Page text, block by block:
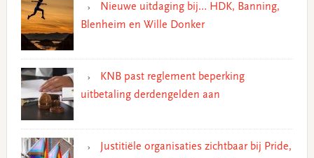
Nieuwe uitdaging bij… HDK, Banning,
Blenheim en Wille Donker
KNB past reglement beperking
uitbetaling derdengelden aan
Justitiële organisaties zichtbaar bij Pride,